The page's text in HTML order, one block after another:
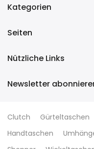
Kategorien
Seiten
Nützliche Links
Newsletter
Clutch Gürteltaschen
Handtaschen